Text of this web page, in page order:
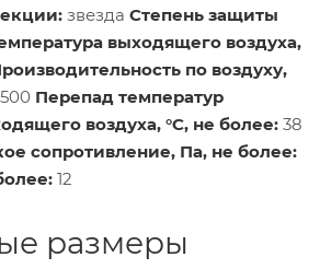
звезда Степень защиты
выходящего воздуха,
по воздуху,
Перепад температур
воздуха, °С, не более: 38
сопротивление, Па, не более:
12
размеры